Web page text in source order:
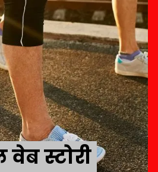
वेब स्टोरी
वेब स्टोरी